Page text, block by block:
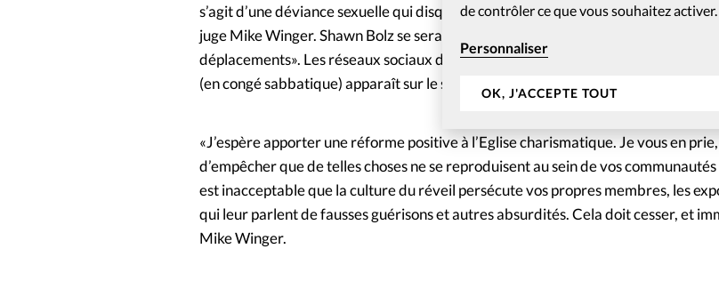
de contrôler ce que vous souhaitez activer.
Personnaliser
OK, J'ACCEPTE TOUT
s’agit d’une déviance sexuelle qui disqualifie une personne pour le ministère. …
juge Mike Winger. Shawn Bolz se serait exhibé nu et masturbé devant de jeunes
déplacements». Les réseaux sociaux du prophète ont depuis été désactivés. Le
(en congé sabbatique) apparaît sur le site internet du ministère Bolz.
«J’espère apporter une réforme positive à l’Eglise charismatique. Je vous en
d’empêcher que de telles choses ne se reproduisent au sein de vos
est inacceptable que la culture du réveil persécute vos propres membres, les
qui leur parlent de fausses guérisons et autres absurdités. Cela doit cesser, et
Mike Winger.